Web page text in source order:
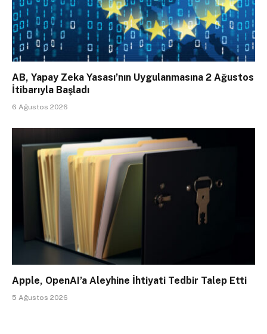
AB, Yapay Zeka Yasası’nın Uygulanmasına 2 Ağustos
İtibarıyla Başladı
6 Ağustos 2026
Apple, OpenAI’a Aleyhine İhtiyati Tedbir Talep Etti
5 Ağustos 2026